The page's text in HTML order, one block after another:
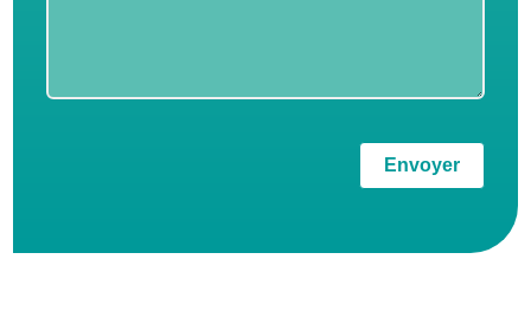
Envoyer